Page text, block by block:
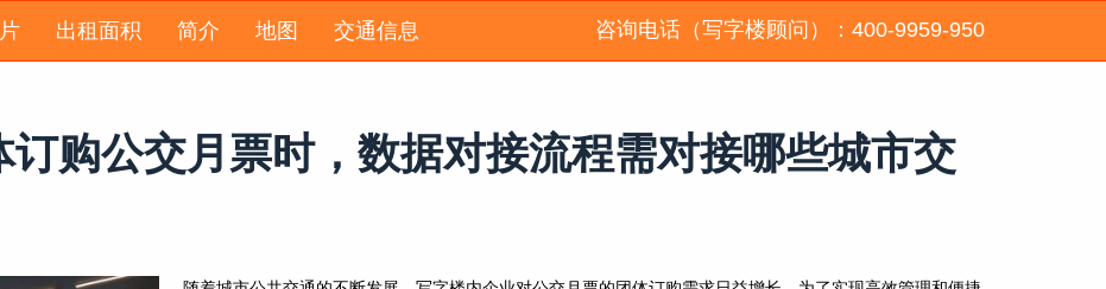
出租面积 简介 地图 交通信息 咨询电话（写字楼顾问）：400-9959-950
购公交月票时，数据对接流程需对接哪些城市交